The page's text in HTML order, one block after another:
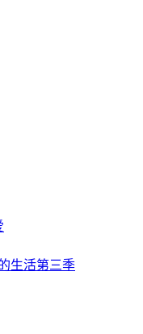
生活第三季